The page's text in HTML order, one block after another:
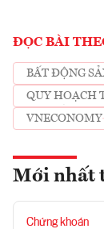
ĐỌC BÀI
BẤT ĐỘNG
QUY HOẠCH
TÂY BẮC
VNECONOMY
Mới nhất
Chứng khoán